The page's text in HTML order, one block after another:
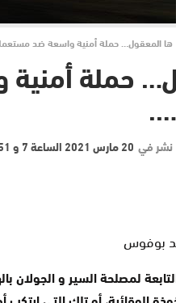
ها المعقول… حملة أمنية واسعة ضد
حملة
نشر في 20 مارس 2021 الساعة 7 و 51 دقيقة
بوفوس
لمصلحة السير و الجولان